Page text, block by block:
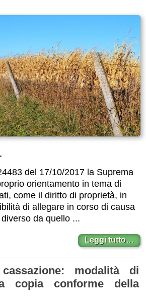
del 17/10/2017 la Suprema
orientamento in tema di
come il diritto di proprietà, in
di allegare in corso di causa
da quello ...
Leggi tutto…
modalità di
copia conforme della